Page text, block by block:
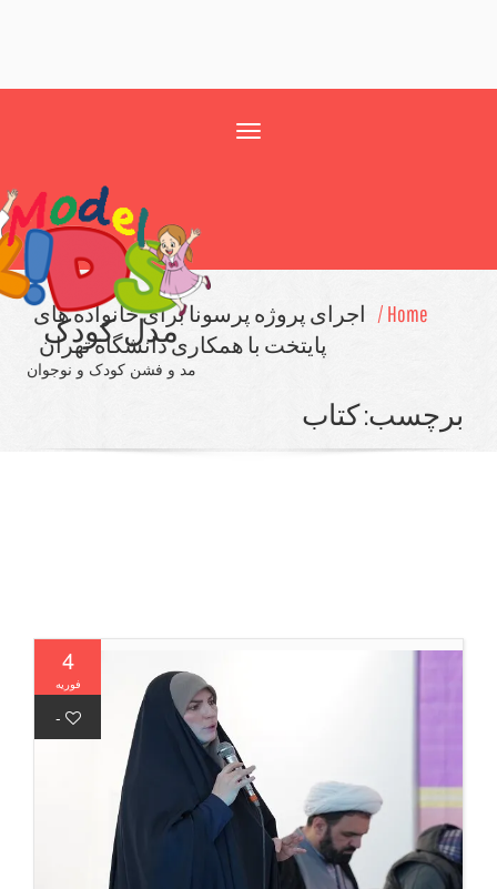
مدل کودک
مد و فشن کودک و نوجوان
اجرای پروژه پرسونا برای خانواده های
پایتخت با همکاری دانشگاه تهران
كتاب